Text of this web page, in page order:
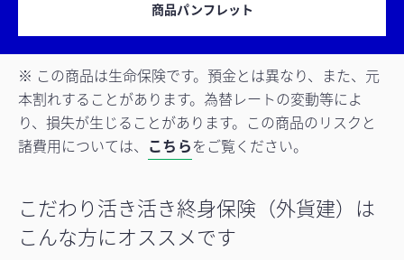
商品パンフレット
※ この商品は生命保険です。預金とは異なり、また、元
本割れすることがあります。為替レートの変動等によ
り、損失が生じることがあります。この商品のリスクと
諸費用については、 こちらをご覧ください。
こだわり活き活き終身保険（外貨建）は
こんな方にオススメです